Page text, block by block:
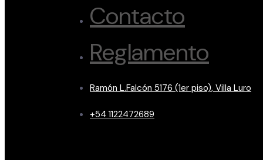
Contacto
Reglamento
Ramón L.Falcón 5176 (1er piso), Villa Luro
+54 1122472689